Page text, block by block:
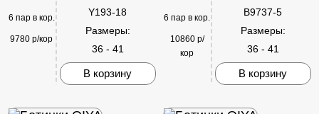
6 пар в кор.
9780 р/кор
Y193-18
Размеры:
36 - 41
В корзину
6 пар в кор.
10860 р/
кор
B9737-5
Размеры:
36 - 41
В корзину